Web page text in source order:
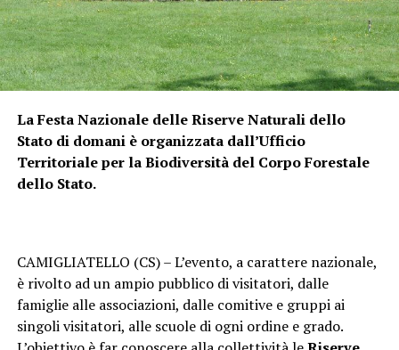
La Festa Nazionale delle Riserve Naturali dello
Stato di domani è organizzata dall’Ufficio
Territoriale per la Biodiversità del Corpo Forestale
dello Stato.
CAMIGLIATELLO (CS) – L’evento, a carattere nazionale,
è rivolto ad un ampio pubblico di visitatori, dalle
famiglie alle associazioni, dalle comitive e gruppi ai
singoli visitatori, alle scuole di ogni ordine e grado.